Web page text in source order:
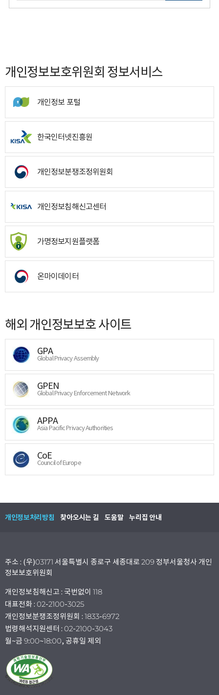
개인정보보호위원회 정보서비스
개인정보 포털
한국인터넷진흥원
개인정보분쟁조정위원회
개인정보침해신고센터
가명정보지원플랫폼
온마이데이터
해외 개인정보보호 사이트
GPA
Global Privacy Assembly
GPEN
Global Privacy Enforcement Network
APPA
Asia Pacific Privacy Authorities
CoE
Council of Europe
개인정보처리방침 찾아오시는 길 도움말 누리집 안내
주소 : (우)03171 서울특별시 종로구 세종대로 209 정부서울청사 개인
정보보호위원회
개인정보침해신고 : 국번없이 118
대표전화 : 02-2100-3025
개인정보분쟁조정위원회 : 1833-6972
법령해석지원센터 : 02-2100-3043
월~금 9:00~18:00, 공휴일 제외